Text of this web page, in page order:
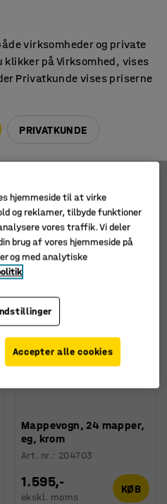
Sortér
Mappevogn, 24 mapper,
eg, krom
Art. nr.: 204703
1.595,-
ekskl. moms
KØB
virksomheder og private
klikker på Virksomhed, vises
Privatkunde vises priserne
PRIVATKUNDE
hjemmeside til at virke
og reklamer, tilbyde funktioner
vores traffik. Vi deler
brug af vores hjemmeside på
og med analytiske
Accepter alle cookies